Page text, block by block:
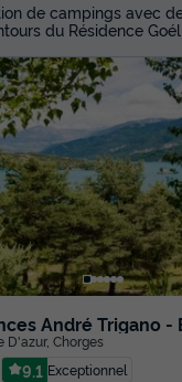
de campings avec
du Résidence
D'azur, Chorges
9.1 Exceptionnel